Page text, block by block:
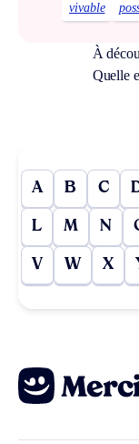
vivable
À
Quelle
A B C
L M N
V W X